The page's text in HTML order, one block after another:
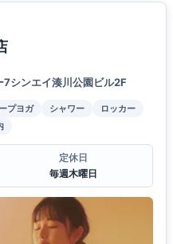
シンエイ湊川公園ビル2F
プヨガ シャワー
ロッカー
定休日
毎週木曜日